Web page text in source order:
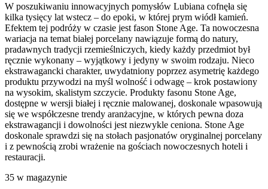
W poszukiwaniu innowacyjnych pomysłów Lubiana cofnęła się
kilka tysięcy lat wstecz – do epoki, w której prym wiódł kamień.
Efektem tej podróży w czasie jest fason Stone Age. Ta nowoczesna
wariacja na temat białej porcelany nawiązuje formą do natury,
pradawnych tradycji rzemieślniczych, kiedy każdy przedmiot był
ręcznie wykonany – wyjątkowy i jedyny w swoim rodzaju. Nieco
ekstrawagancki charakter, uwydatniony poprzez asymetrię każdego
produktu przywodzi na myśl wolność i odwagę – krok postawiony
na wysokim, skalistym szczycie. Produkty fasonu Stone Age,
dostępne w wersji białej i ręcznie malowanej, doskonale wpasowują
się we współczesne trendy aranżacyjne, w których pewna doza
ekstrawagancji i dowolności jest niezwykle ceniona. Stone Age
doskonale sprawdzi się na stołach pasjonatów oryginalnej porcelany
i z pewnością zrobi wrażenie na gościach nowoczesnych hoteli i
restauracji.
35 w magazynie